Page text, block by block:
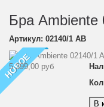
Бра Ambiente
Артикул: 02140/1 AB
НОВОЕ
5 399,00 руб
В